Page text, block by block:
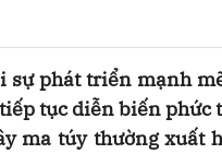
phát triển mạnh
tục diễn biến phức
ma túy thường xuất